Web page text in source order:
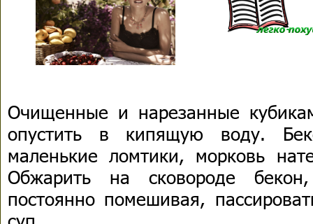
Очищенные и нарезанные
опустить в кипящую воду.
маленькие ломтики, морковь
Обжарить на сковороде
постоянно помешивая,